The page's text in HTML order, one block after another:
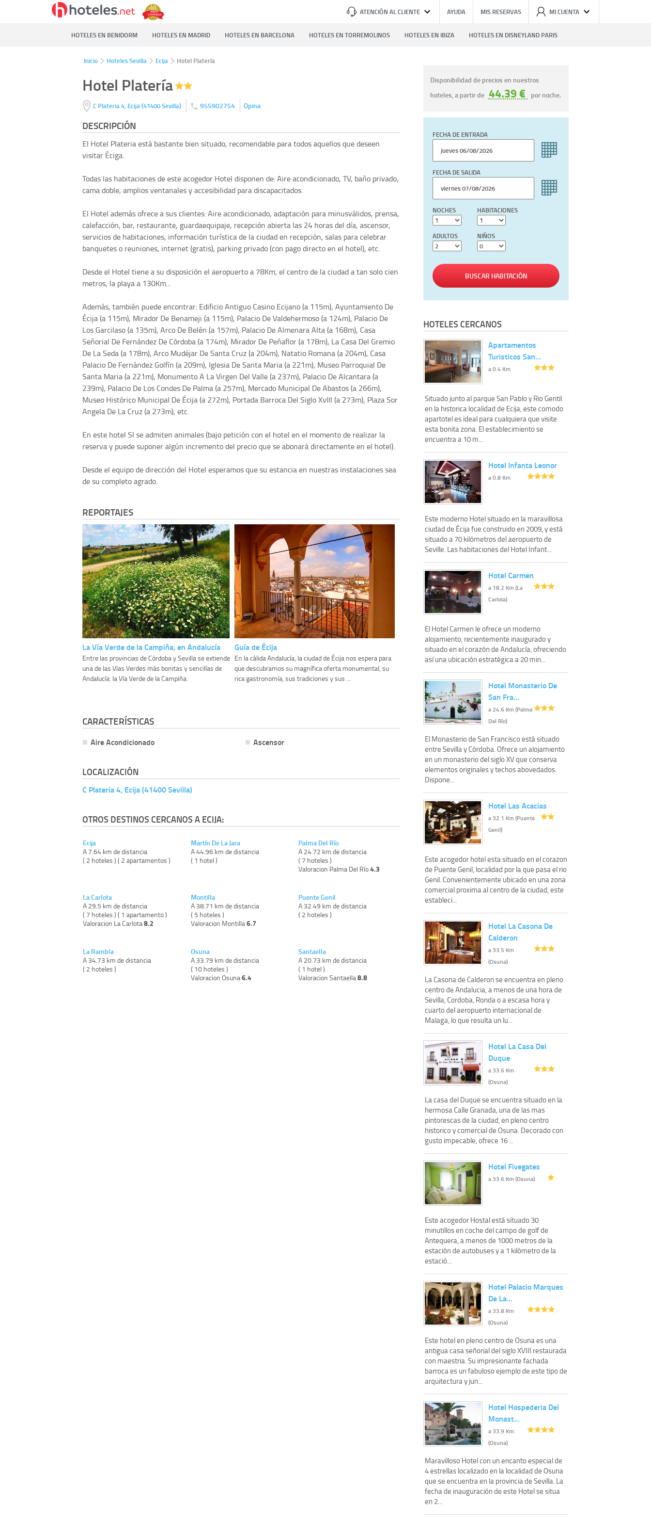
ATENCIÓN AL CLIENTE AYUDA MIS RESERVAS MI CUENTA
HOTELES EN BENIDORM HOTELES EN MADRID HOTELES EN BARCELONA HOTELES EN TORREMOLINOS HOTELES EN IBIZA HOTELES EN DISNEYLAND PARIS
Inicio Hoteles Sevilla Ecija Hotel Platería
Hotel Platería
C Plateria 4, Ecija(41400Sevilla) 955902754 Opina
DESCRIPCIÓN
El Hotel Plateria está bastante bien situado, recomendable para todos aquellos que deseen
visitar Éciga.
Todas las habitaciones de este acogedor Hotel disponen de: Aire acondicionado, TV, baño privado,
cama doble, amplios ventanales y accesibilidad para discapacitados.
El Hotel además ofrece a sus clientes: Aire acondicionado, adaptación para minusválidos, prensa,
calefacción, bar, restaurante, guardaequipaje, recepción abierta las 24 horas del día, ascensor,
servicios de habitaciones, información turística de la ciudad en recepción, salas para celebrar
banquetes o reuniones, internet (gratis), parking privado (con pago directo en el hotel), etc.
Desde el Hotel tiene a su disposición el aeropuerto a 78Km, el centro de la ciudad a tan solo cien
metros, la playa a 130Km...
Además, también puede encontrar: Edificio Antiguo Casino Ecijano (a 115m), Ayuntamiento De
Écija (a 115m), Mirador De Benameji (a 115m), Palacio De Valdehermoso (a 124m), Palacio De
Los Garcilaso (a 135m), Arco De Belén (a 157m), Palacio De Almenara Alta (a 168m), Casa
Señorial De Fernández De Córdoba (a 174m), Mirador De Peñaflor (a 178m), La Casa Del Gremio
De La Seda (a 178m), Arco Mudéjar De Santa Cruz (a 204m), Natatio Romana (a 204m), Casa
Palacio De Fernández Golfín (a 209m), Iglesia De Santa Maria (a 221m), Museo Parroquial De
Santa Maria (a 221m), Monumento A La Virgen Del Valle (a 237m), Palacio De Alcantara (a
239m), Palacio De Los Condes De Palma (a 257m), Mercado Municipal De Abastos (a 266m),
Museo Histórico Municipal De Écija (a 272m), Portada Barroca Del Siglo XvIII (a 273m), Plaza Sor
Angela De La Cruz (a 273m), etc.
En este hotel SI se admiten animales (bajo petición con el hotel en el momento de realizar la
reserva y puede suponer algún incremento del precio que se abonará directamente en el hotel).
Desde el equipo de dirección del Hotel esperamos que su estancia en nuestras instalaciones sea
de su completo agrado.
REPORTAJES
La Vía Verde de la Campiña, en Andalucía
Entre las provincias de Córdoba y Sevilla se extiende
una de las Vías Verdes más bonitas y sencillas de
Andalucía: la Vía Verde de la Campiña.
Guía de Écija
En la cálida Andalucía, la ciudad de Écija nos espera para
que descubramos su magnífica oferta monumental, su
rica gastronomía, sus tradiciones y sus ...
CARACTERÍSTICAS
Aire Acondicionado Ascensor
LOCALIZACIÓN
C Plateria 4, Ecija (41400 Sevilla)
OTROS DESTINOS CERCANOS A ECIJA:
Ecija
A 7.64 km de distancia
( 2 hoteles ) ( 2 apartamentos )
La Carlota
A 29.5 km de distancia
( 7 hoteles ) ( 1 apartamento )
Valoracion La Carlota8.2
La Rambla
A 34.73 km de distancia
( 2 hoteles )
Martín De La Jara
A 44.96 km de distancia
( 1 hotel )
Montilla
A 38.71 km de distancia
( 5 hoteles )
Valoracion Montilla6.7
Osuna
A 33.79 km de distancia
( 10 hoteles )
Valoracion Osuna6.4
Palma Del Río
A 24.72 km de distancia
( 7 hoteles )
Valoracion Palma Del Río4.3
Puente Genil
A 32.49 km de distancia
( 2 hoteles )
Santaella
A 20.73 km de distancia
( 1 hotel )
Valoracion Santaella8.8
Disponibilidad de precios en nuestros
hoteles, a partir de 44.39 € por noche.
FECHA DE ENTRADA
FECHA DE SALIDA
NOCHES HABITACIONES
ADULTOS NIÑOS
BUSCAR HABITACIÓN
HOTELES CERCANOS
Apartamentos
Turisticos San…
a 0.4 Km
Situado junto al parque San Pablo y Rio Gentil
en la historica localidad de Ecija, este comodo
apartotel es ideal para cualquiera que visite
esta bonita zona. El establecimiento se
encuentra a 10 m...
Hotel Infanta Leonor
a 0.8 Km
Este moderno Hotel situado en la maravillosa
ciudad de Écija fue construido en 2009, y está
situado a 70 kilómetros del aeropuerto de
Seville. Las habitaciones del Hotel Infant...
Hotel Carmen
a 18.2 Km (La
Carlota)
El Hotel Carmen le ofrece un moderno
alojamiento, recientemente inaugurado y
situado en el corazón de Andalucía, ofreciendo
así una ubicación estratégica a 20 min...
Hotel Monasterio De
San Fra…
a 24.6 Km (Palma
Del Río)
El Monasterio de San Francisco está situado
entre Sevilla y Córdoba. Ofrece un alojamiento
en un monasterio del siglo XV que conserva
elementos originales y techos abovedados.
Dispone...
Hotel Las Acacias
a 32.1 Km (Puente
Genil)
Este acogedor hotel esta situado en el corazon
de Puente Genil, localidad por la que pasa el rio
Genil. Convenientemente ubicado en una zona
comercial proxima al centro de la ciudad, este
estableci...
Hotel La Casona De
Calderon
a 33.5 Km
(Osuna)
La Casona de Calderon se encuentra en pleno
centro de Andalucia, a menos de una hora de
Sevilla, Cordoba, Ronda o a escasa hora y
cuarto del aeropuerto internacional de
Malaga, lo que resulta un lu...
Hotel La Casa Del
Duque
a 33.6 Km
(Osuna)
La casa del Duque se encuentra situado en la
hermosa Calle Granada, una de las mas
pintorescas de la ciudad, en pleno centro
historico y comercial de Osuna. Decorado con
gusto impecable, ofrece 16 ...
Hotel Fivegates
a 33.6 Km (Osuna)
Este acogedor Hostal está situado 30
minutillos en coche del campo de golf de
Antequera, a menos de 1000 metros de la
estación de autobuses y a 1 kilómetro de la
estació...
Hotel Palacio Marques
De La…
a 33.8 Km
(Osuna)
Este hotel en pleno centro de Osuna es una
antigua casa señorial del siglo XVIII restaurada
con maestria. Su impresionante fachada
barroca es un fabuloso ejemplo de este tipo de
arquitectura y jun...
Hotel Hospederia Del
Monast…
a 33.9 Km
(Osuna)
Maravilloso Hotel con un encanto especial de
4 estrellas localizado en la localidad de Osuna
que se encuentra en la provincia de Sevilla. La
fecha de inauguración de este Hotel se situa
en 2...